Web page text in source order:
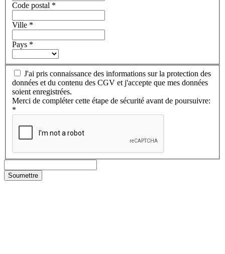
Code postal *
Ville *
Pays *
J'ai pris connaissance des informations sur la protection des
données et du contenu des CGV et j'accepte que mes données
soient enregistrées.
Merci de compléter cette étape de sécurité avant de poursuivre:
*